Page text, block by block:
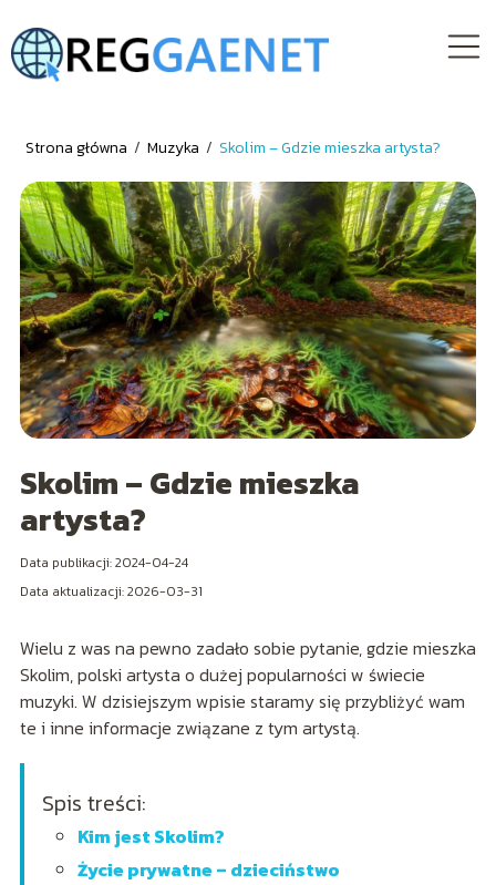
Strona główna / Muzyka / Skolim – Gdzie mieszka artysta?
Skolim – Gdzie mieszka
artysta?
Data publikacji: 2024-04-24
Data aktualizacji: 2026-03-31
Wielu z was na pewno zadało sobie pytanie, gdzie mieszka
Skolim, polski artysta o dużej popularności w świecie
muzyki. W dzisiejszym wpisie staramy się przybliżyć wam
te i inne informacje związane z tym artystą.
Spis treści:
Kim jest Skolim?
Życie prywatne – dzieciństwo